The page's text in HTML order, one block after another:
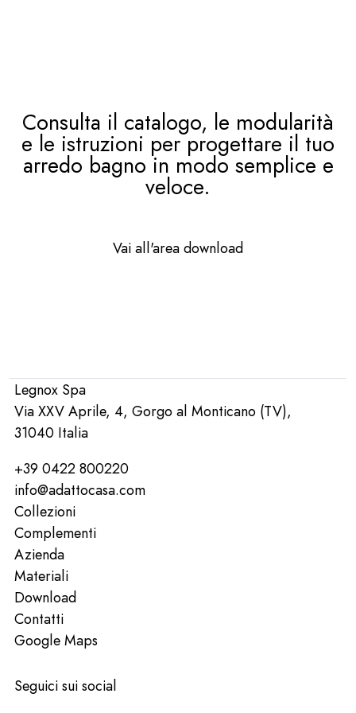
Consulta il catalogo, le modularità
e le istruzioni per progettare il tuo
arredo bagno in modo semplice e
veloce.
Vai all'area download
Legnox Spa
Via XXV Aprile, 4, Gorgo al Monticano (TV),
31040 Italia
+39 0422 800220
info@adattocasa.com
Collezioni
Complementi
Azienda
Materiali
Download
Contatti
Google Maps
Seguici sui social